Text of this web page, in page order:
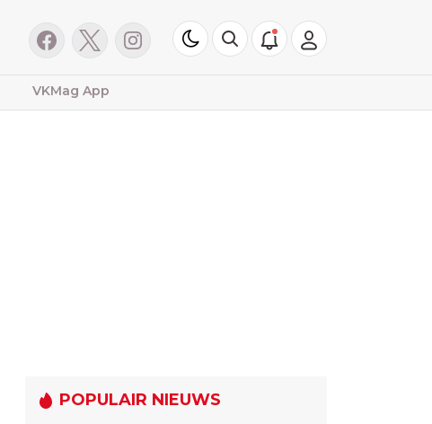
VKMag App
POPULAIR NIEUWS